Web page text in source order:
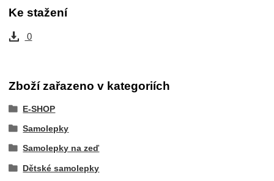
Ke stažení
0
Zboží zařazeno v kategoriích
E-SHOP
Samolepky
Samolepky na zeď
Dětské samolepky